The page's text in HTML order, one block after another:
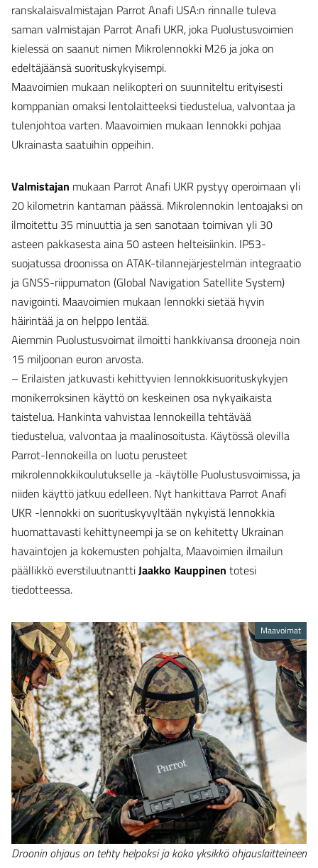
ranskalaisvalmistajan Parrot Anafi USA:n rinnalle tuleva
saman valmistajan Parrot Anafi UKR, joka Puolustusvoimien
kielessä on saanut nimen Mikrolennokki M26 ja joka on
edeltäjäänsä suorituskykyisempi.
Maavoimien mukaan nelikopteri on suunniteltu erityisesti
komppanian omaksi lentolaitteeksi tiedustelua, valvontaa ja
tulenjohtoa varten. Maavoimien mukaan lennokki pohjaa
Ukrainasta saatuihin oppeihin.
Valmistajan mukaan Parrot Anafi UKR pystyy operoimaan yli
20 kilometrin kantaman päässä. Mikrolennokin lentoajaksi on
ilmoitettu 35 minuuttia ja sen sanotaan toimivan yli 30
asteen pakkasesta aina 50 asteen helteisiinkin. IP53-
suojatussa droonissa on ATAK-tilannejärjestelmän integraatio
ja GNSS-riippumaton (Global Navigation Satellite System)
navigointi. Maavoimien mukaan lennokki sietää hyvin
häirintää ja on helppo lentää.
Aiemmin Puolustusvoimat ilmoitti hankkivansa drooneja noin
15 miljoonan euron arvosta.
– Erilaisten jatkuvasti kehittyvien lennokkisuorituskykyjen
monikerroksinen käyttö on keskeinen osa nykyaikaista
taistelua. Hankinta vahvistaa lennokeilla tehtävää
tiedustelua, valvontaa ja maalinosoitusta. Käytössä olevilla
Parrot-lennokeilla on luotu perusteet
mikrolennokkikoulutukselle ja -käytölle Puolustusvoimissa, ja
niiden käyttö jatkuu edelleen. Nyt hankittava Parrot Anafi
UKR -lennokki on suorituskyvyltään nykyistä lennokkia
huomattavasti kehittyneempi ja se on kehitetty Ukrainan
havaintojen ja kokemusten pohjalta, Maavoimien ilmailun
päällikkö everstiluutnanttiJaakko Kauppinen totesi
tiedotteessa.
Droonin ohjaus on tehty helpoksi ja koko yksikkö ohjauslaitteineen
Maavoimat